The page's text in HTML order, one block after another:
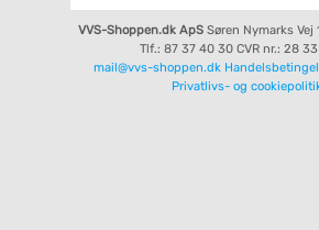
VVS-Shoppen.dk ApS Søren Nymarks Vej
Tlf.: 87 37 40 30 CVR nr.: 28
mail@vvs-shoppen.dk
Privatlivs- og